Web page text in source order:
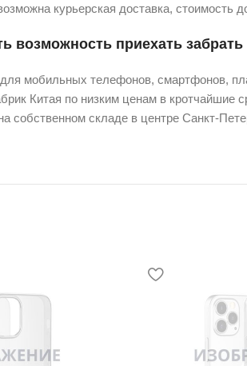
курьерская доставка,
возможность приехать
мобильных телефонов, смартфонов,
Китая по низким ценам в кротчайшие
собственном складе в центре Санкт-